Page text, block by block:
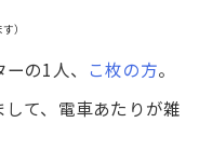
）
の1人、 こ枚の方。
て、電車あたりが雑